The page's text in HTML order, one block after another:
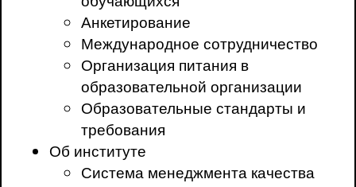
Анкетирование
Международное сотрудничество
Организация питания в
образовательной организации
Образовательные стандарты и
требования
Об институте
Система менеджмента качества